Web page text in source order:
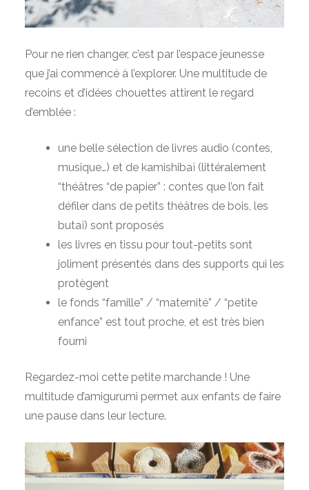
Pour ne rien changer, c’est par l’espace jeunesse
que j’ai commencé à l’explorer. Une multitude de
recoins et d’idées chouettes attirent le regard
d’emblée :
une belle sélection de livres audio (contes,
musique…) et de kamishibaï (littéralement
“théâtres “de papier” : contes que l’on fait
défiler dans de petits théâtres de bois, les
butaï) sont proposés
les livres en tissu pour tout-petits sont
joliment présentés dans des supports qui les
protègent
le fonds “famille” / “maternité” / “petite
enfance” est tout proche, et est très bien
fourni
Regardez-moi cette petite marchande ! Une
multitude d’amigurumi permet aux enfants de faire
une pause dans leur lecture.